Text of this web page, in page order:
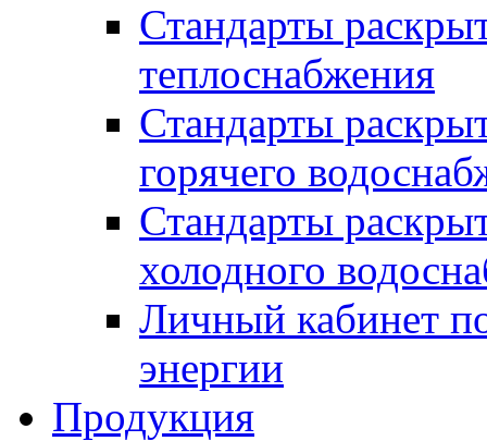
Стандарты
теплоснабжения
Стандарты
горячего
Стандарты
холодного
Личный кабинет
энергии
Продукция